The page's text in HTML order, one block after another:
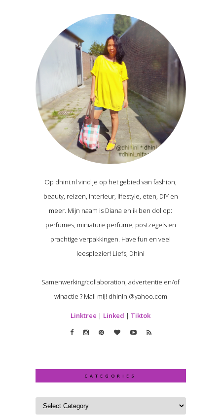
Op dhini.nl vind je op het gebied van fashion,
beauty, reizen, interieur, lifestyle, eten, DIY en
meer. Mijn naam is Diana en ik ben dol op:
perfumes, miniature perfume, postzegels en
prachtige verpakkingen. Have fun en veel
leesplezier! Liefs, Dhini
Samenwerking/collaboration, advertentie en/of
winactie ? Mail mij! dhininl@yahoo.com
Linktree | Linked | Tiktok
CATEGORIES